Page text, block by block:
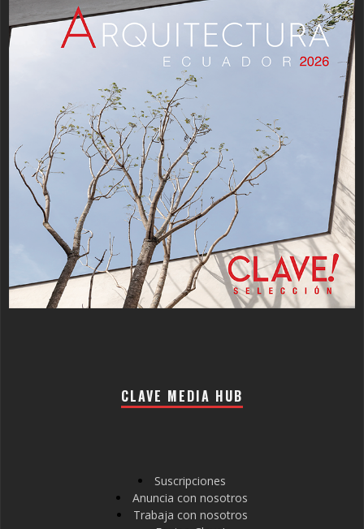
CLAVE MEDIA HUB
Suscripciones
Anuncia con nosotros
Trabaja con nosotros